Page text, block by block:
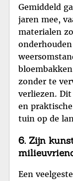
Gemiddeld
jaren mee,
materialen
zonder te
verliezen.
en
tuin op de
6. Zijn
Een